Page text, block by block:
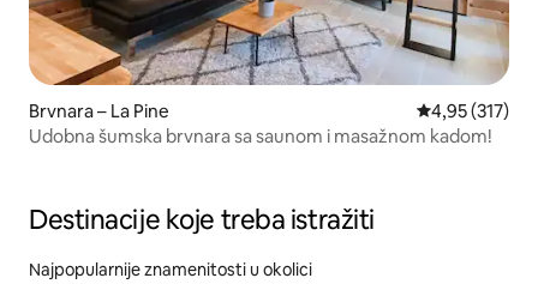
Brvnara – La Pine Prosječna
4,95 (317)
Udobna šumska brvnara sa saunom i masažnom kadom!
Destinacije koje treba istražiti
Najpopularnije znamenitosti u okolici